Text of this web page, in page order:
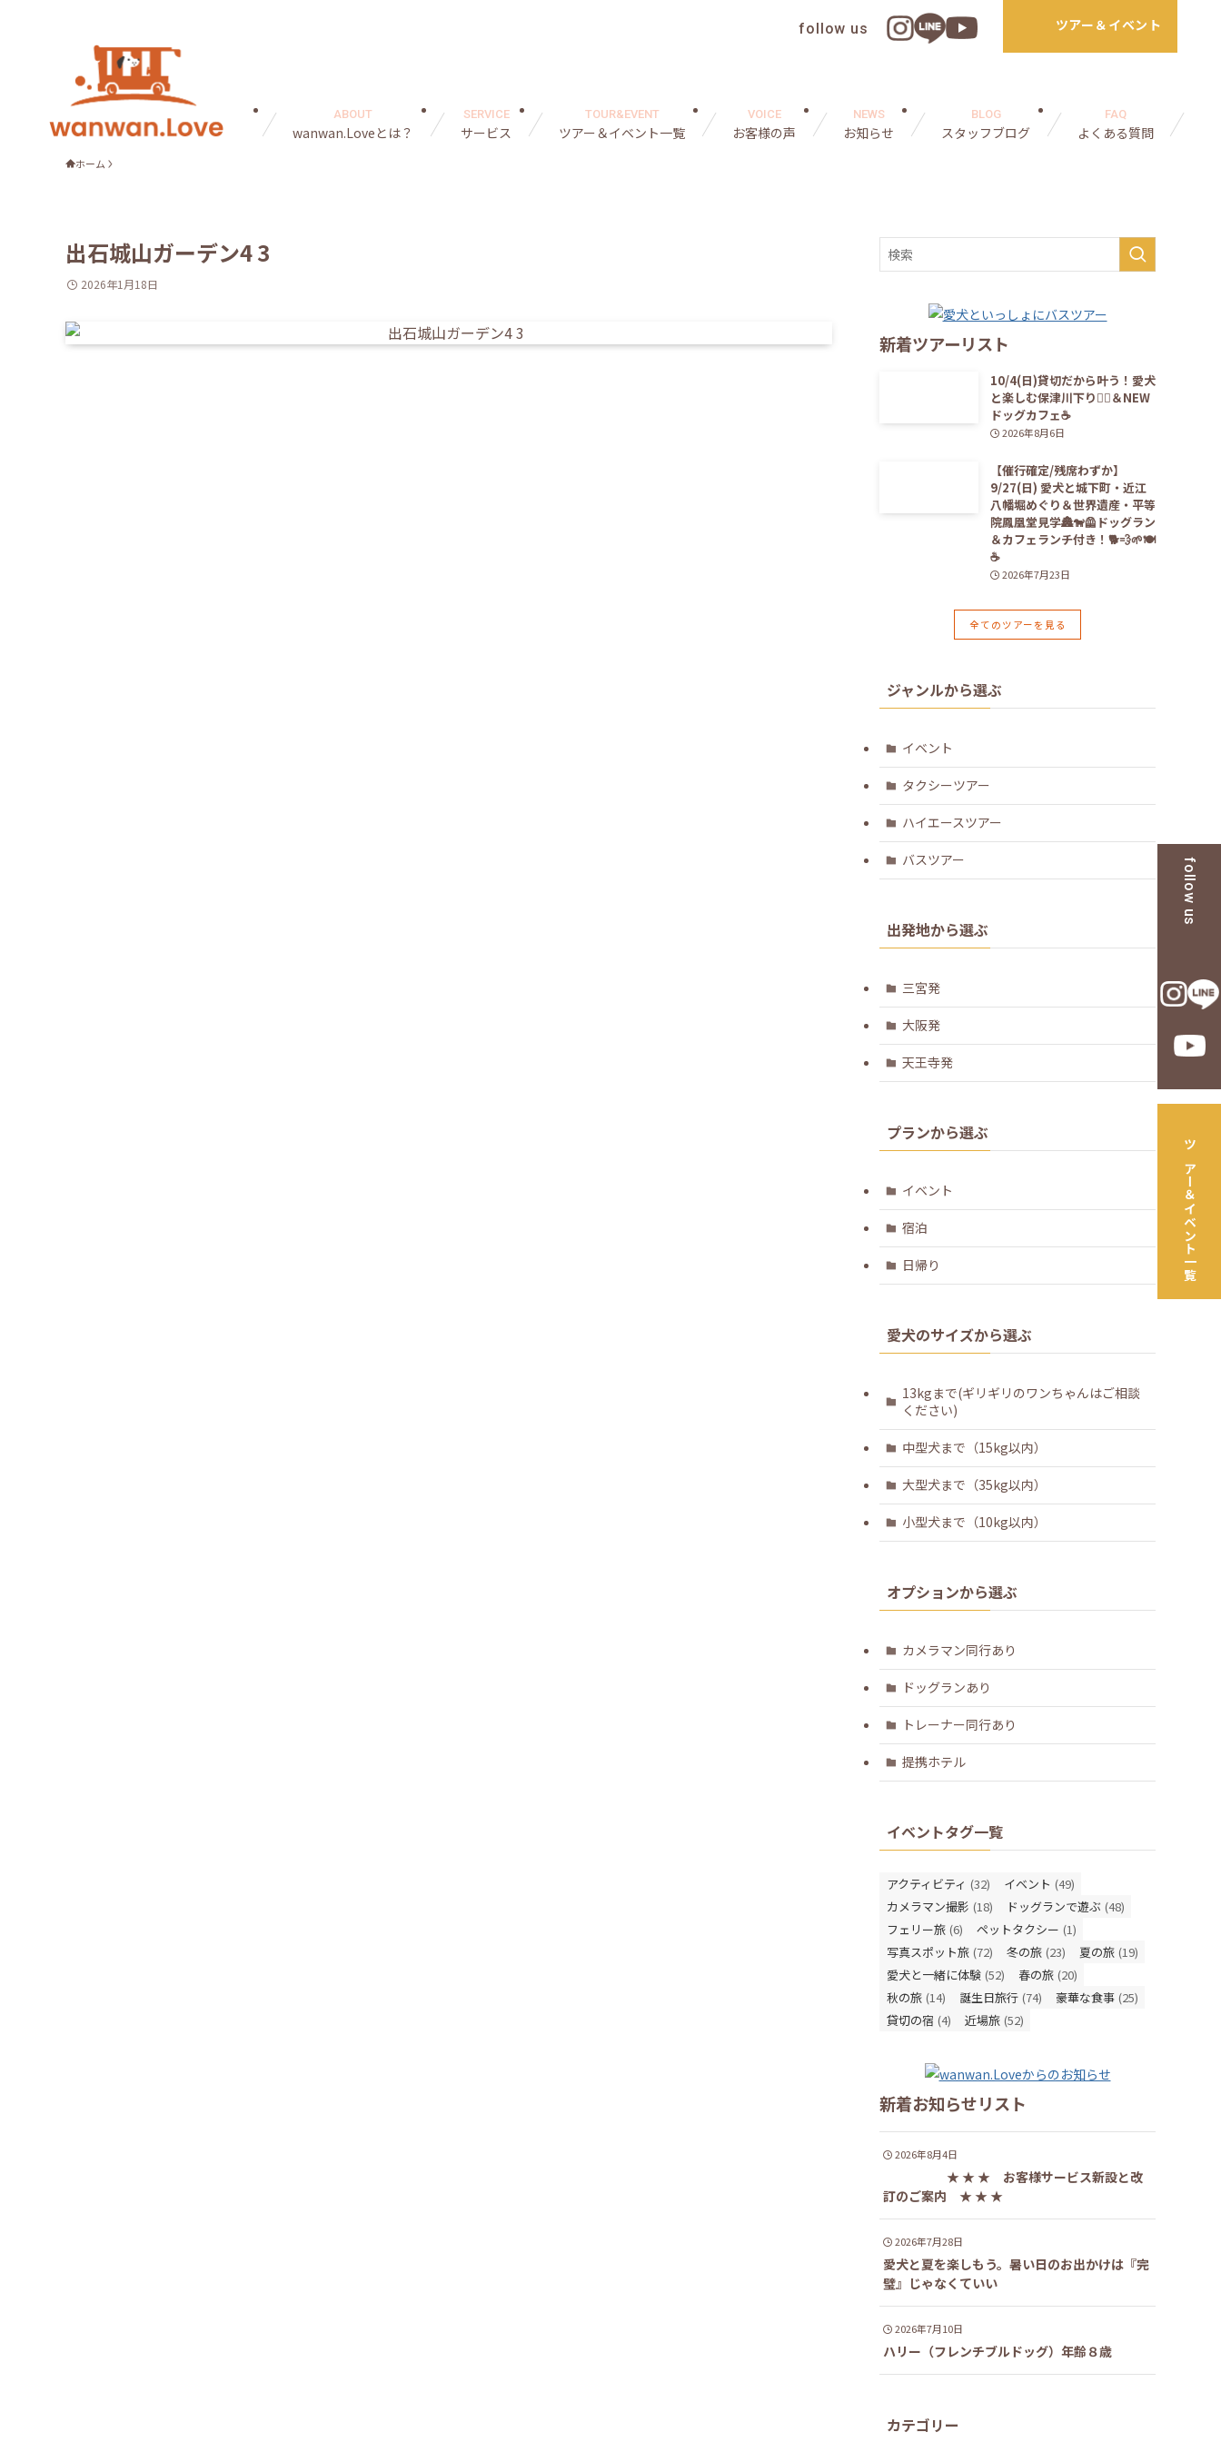
wanwan.Loveとは？
ABOUT
サービス
SERVICE
ツアー＆イベント一覧
TOUR&EVENT
お客様の声
VOICE
お知らせ
NEWS
スタッフブログ
BLOG
よくある質問
FAQ
follow us ツアー＆イベント
follow us
ツアー＆イベント一覧
ホーム
出石城山ガーデン4 3
2026年1月18日
新着ツアーリスト
10/4(日)貸切だから叶う！愛犬
と楽しむ保津川下り🚣‍♀️＆NEW
ドッグカフェ☕️
2026年8月6日
【催行確定/残席わずか】
9/27(日) 愛犬と城下町・近江
八幡堀めぐり＆世界遺産・平等
院鳳凰堂見学🏯🐕‍🦺ドッグラン
＆カフェランチ付き！🐕💨🌱🍽️
☕️
2026年7月23日
全てのツアーを見る
ジャンルから選ぶ
イベント
タクシーツアー
ハイエースツアー
バスツアー
出発地から選ぶ
三宮発
大阪発
天王寺発
プランから選ぶ
イベント
宿泊
日帰り
愛犬のサイズから選ぶ
13kgまで(ギリギリのワンちゃんはご相談
ください)
中型犬まで（15kg以内）
大型犬まで（35kg以内）
小型犬まで（10kg以内）
オプションから選ぶ
カメラマン同行あり
ドッグランあり
トレーナー同行あり
提携ホテル
イベントタグ一覧
アクティビティ (32) イベント (49)
カメラマン撮影 (18) ドッグランで遊ぶ (48)
フェリー旅 (6) ペットタクシー (1)
写真スポット旅 (72) 冬の旅 (23) 夏の旅 (19)
愛犬と一緒に体験 (52) 春の旅 (20)
秋の旅 (14) 誕生日旅行 (74) 豪華な食事 (25)
貸切の宿 (4) 近場旅 (52)
新着お知らせリスト
2026年8月4日
★ ★ ★ お客様サービス新設と改
訂のご案内 ★ ★ ★
2026年7月28日
愛犬と夏を楽しもう。暑い日のお出かけは『完
璧』じゃなくていい
2026年7月10日
ハリー（フレンチブルドッグ）年齢８歳
カテゴリー